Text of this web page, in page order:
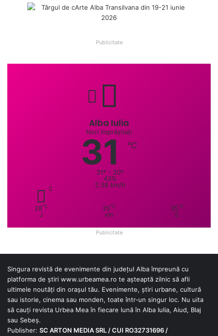
Publicitate
Alba Iulia
Nori împrăștiați
31 ℃
31º - 20º
43%
2.58 km/h
28℃
J
35℃
vin
35℃
S
Publicitate
Singura revistă de evenimente din județul Alba împreună cu
platforma de știri www.urbeamea.ro te așteaptă zilnic să afli
ultimele noutăți din orașul tău. Evenimente, știri urbane, cultură
sau istorie, cinema sau monden, toate într-un singur loc. Nu uita
să cauți revista Urbea Mea în fiecare lună în Alba Iulia, Aiud, Blaj
sau Sebeș.
Publisher: SC ARTON MEDIA SRL / CUI RO32731696 /